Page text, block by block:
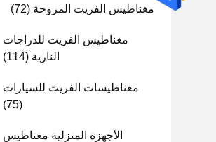
مغناطيس الفريت المروحة (72)
مغناطيس الفريت للدراجات
النارية (114)
مغناطيسات الفريت للسيارات
(75)
الأجهزة المنزلية مغناطيس